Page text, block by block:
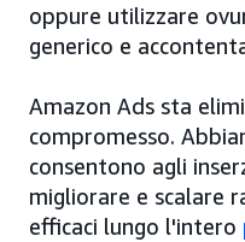
oppure utilizzare
generico e
Amazon Ads sta
compromesso.
consentono agli
migliorare e scalare
efficaci lungo l'intero